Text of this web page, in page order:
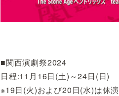
■関西演劇祭2024
日程:11月16日(土)～24日(日)
※19日(火)および20日(水)は休演